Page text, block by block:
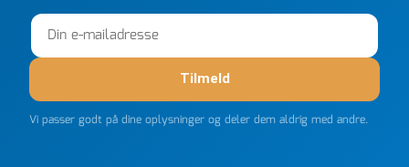
Tilmeld
Vi passer godt på dine oplysninger og deler dem aldrig med andre.